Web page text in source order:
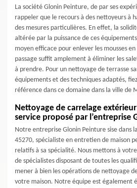
La société Glonin Peinture, de par ses
rappeler que le recours à des nettoyeurs à
des mesures particulières. En effet, la
altérée par la puissance de ces
moyen efficace pour enlever les mousses en
passage suffit amplement à éliminer les
à prendre. Pour un nettoyage de terrasse
équipements et des techniques adaptés,
référence dans ce domaine dans la ville de
Nettoyage de carrelage
service proposé par l’entreprise
Notre entreprise Glonin Peinture sise dans
45270, spécialiste en entretien de maison
relatifs à sa spécialité. Nous mettons à
de spécialistes disposant de toutes les
mener à bien les opérations de nettoyage
votre maison. Notre équipe est également